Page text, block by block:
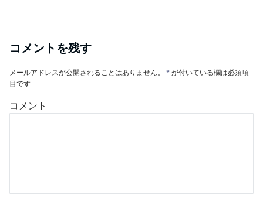
コメントを残す
メールアドレスが公開されることはありません。 * が付いている欄は必須項
目です
コメント